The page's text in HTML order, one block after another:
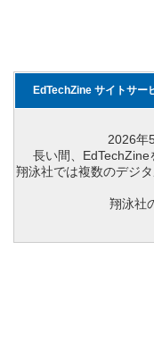
EdTechZine サイトサー
2026年
長い間、EdTechZine
翔泳社では複数のデジ
翔泳社